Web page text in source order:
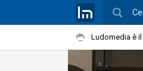
Ludomedia è